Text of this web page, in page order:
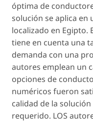
óptima de
solución se aplica en
localizado en Egipto.
tiene en cuenta una
demanda con una
autores emplean un
opciones de
numéricos fueron
calidad de la
requerido. LOS